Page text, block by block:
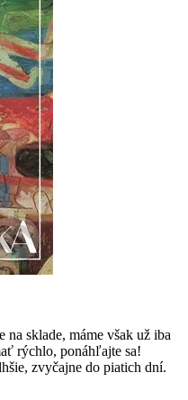
na sklade, máme však už iba
rýchlo, ponáhľajte sa!
zvyčajne do piatich dní.